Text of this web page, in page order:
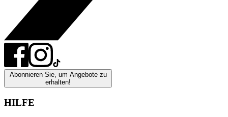
Abonnieren Sie, um Angebote zu
erhalten!
HILFE